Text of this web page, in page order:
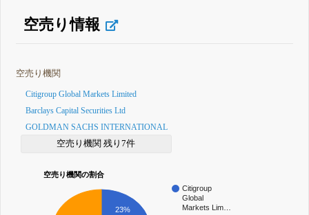
空売り情報
空売り機関
Citigroup Global Markets Limited
Barclays Capital Securities Ltd
GOLDMAN SACHS INTERNATIONAL
空売り機関 残り7件
空売り機関の割合
Citigroup
Global
Markets Lim…
23%